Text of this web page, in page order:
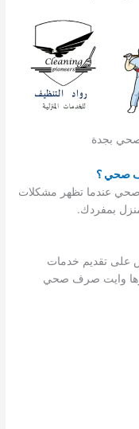
صحي ؟
عندما تظهر مشكلات
بمفردك.
على تقديم خدمات
وايت صرف صحي